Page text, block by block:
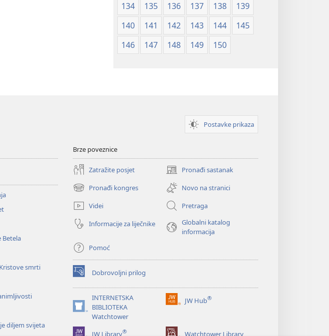
134
135 136 137 138
139
140
141 142 143 144
145
146
147 148 149 150
Postavke prikaza
Betela
smrti
diljem svijeta
Brze poveznice
Zatražite posjet Pronađi sastanak
(otvara
se
novi
prozor)
Pronađi kongres
(otvara
se
novi
prozor)
Novo na stranici
Videi
Pretraga
Informacije za liječnike
Globalni katalog
informacija
Pomoć
Dobrovoljni prilog
(otvara
se
prozor)
INTERNETSKA
BIBLIOTEKA
Watchtower
(otvara
novi
JW Hub®
(otvara
prozor)
JW Library® Watchtower Library